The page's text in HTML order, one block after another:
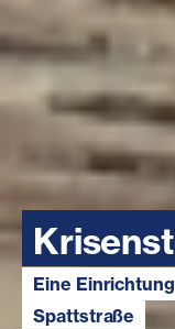
Eine
Spattstraße